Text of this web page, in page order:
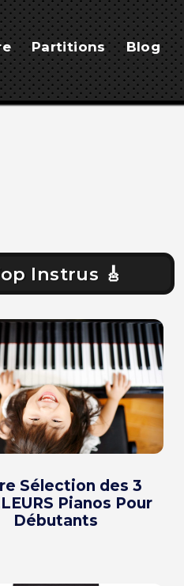
Partitions Blog
Instrus 🎸
Sélection des 3
Pianos Pour
Débutants